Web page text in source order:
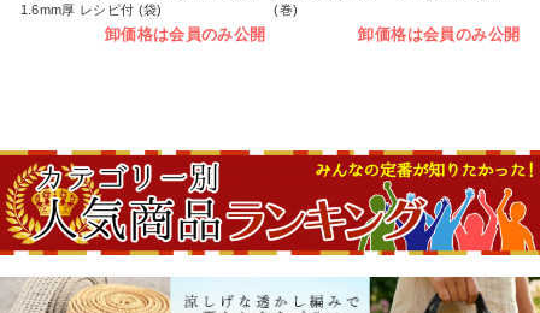
1.6mm厚 レシピ付 (袋)
卸価格は会員のみ公開
(巻)
卸価格は会員のみ公開